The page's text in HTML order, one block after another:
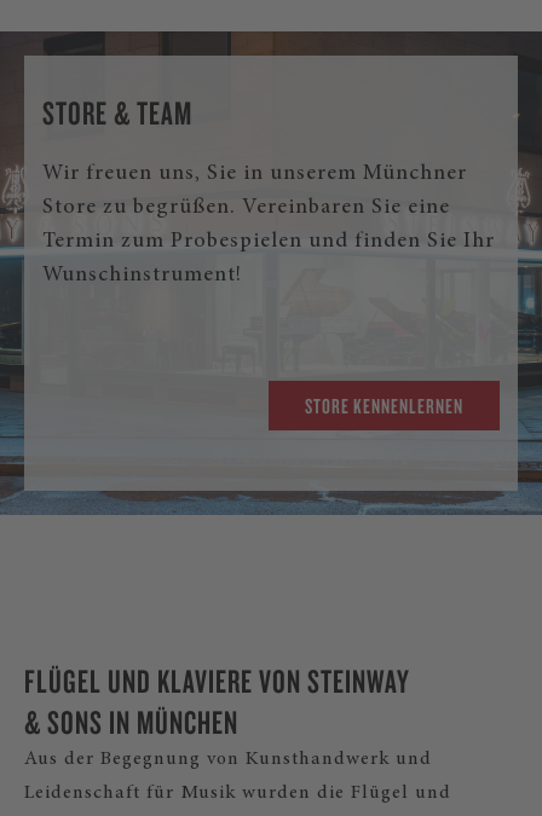
STORE & TEAM
Wir freuen uns, Sie in unserem Münchner
Store zu begrüßen. Vereinbaren Sie eine
Termin zum Probespielen und finden Sie Ihr
Wunschinstrument!
STORE KENNENLERNEN
FLÜGEL UND KLAVIERE VON STEINWAY
& SONS IN MÜNCHEN
Aus der Begegnung von Kunsthandwerk und
Leidenschaft für Musik wurden die Flügel und